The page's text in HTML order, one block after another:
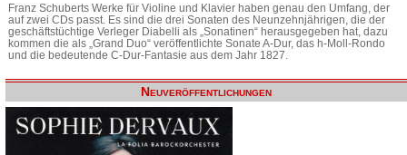
Franz Schuberts Werke für Violine und Klavier haben genau den Umfang, der
auf zwei CDs passt. Es sind die drei Sonaten des Neunzehnjährigen, die der
geschäftstüchtige Verleger Diabelli als „Sonatinen“ herausgegeben hat, dazu
kommen die als „Grand Duo“ veröffentlichte Sonate A-Dur, das h-Moll-Rondo
und die bedeutende C-Dur-Fantasie aus dem Jahr 1827.
Neuveröffentlichungen